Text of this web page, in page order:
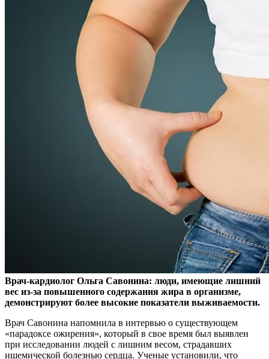
Врач-кардиолог Ольга Савонина: люди, имеющие лишний
вес из-за повышенного содержания жира в организме,
демонстрируют более высокие показатели выживаемости.
Врач Савонина напомнила в интервью о существующем
«парадоксе ожирения», который в свое время был выявлен
при исследовании людей с лишним весом, страдавших
ишемической болезнью сердца. Ученые установили, что